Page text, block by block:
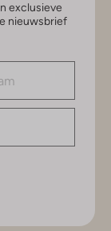
exclusieve
nieuwsbrief